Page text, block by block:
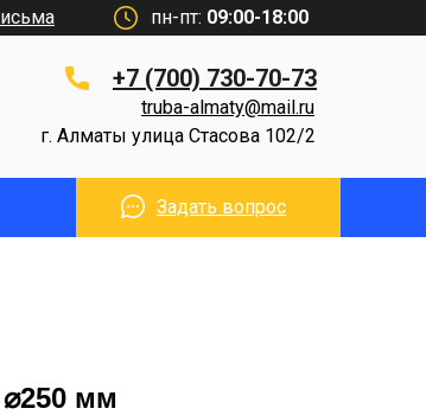
пн-пт: 09:00-18:00
+7 (700) 730-70-73
г. Алматы улица Стасова 102/2
truba-almaty@mail.ru
Задать вопрос
⌀250 мм